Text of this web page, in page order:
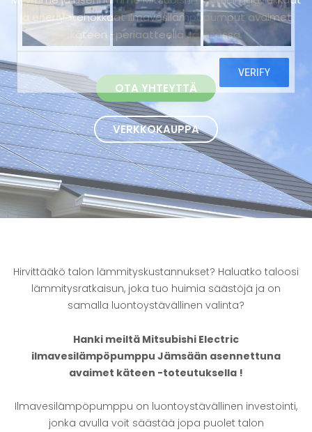
ja energiatehokkaat ilmavesilämpöpumput avaimet
käteen -periaatteella Jämsässä.
OTA YHTEYTTÄ
VERKKOKAUPPA
Hirvittääkö talon lämmityskustannukset? Haluatko taloosi
lämmitysratkaisun, joka tuo huimia säästöjä ja on
samalla luontoystävällinen valinta?
Hanki meiltä Mitsubishi Electric
ilmavesilämpöpumppu Jämsään asennettuna
avaimet käteen -toteutuksella !
Ilmavesilämpöpumppu on luontoystävällinen investointi,
jonka avulla voit säästää jopa puolet talon